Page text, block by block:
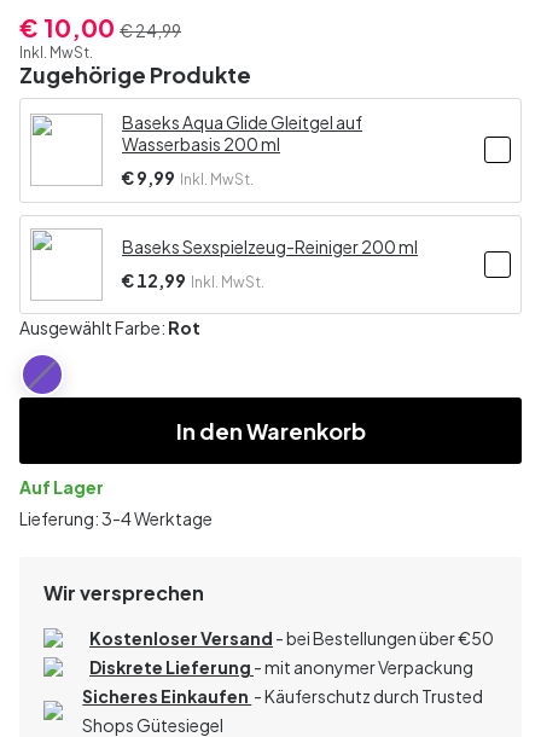
€ 10,00 € 24,99
Inkl. MwSt.
Zugehörige Produkte
Baseks Aqua Glide Gleitgel auf
Wasserbasis 200 ml
€ 9,99 Inkl. MwSt.
Baseks Sexspielzeug-Reiniger 200 ml
€ 12,99 Inkl. MwSt.
Ausgewählt Farbe: Rot
In den Warenkorb
Auf Lager
Lieferung: 3-4 Werktage
Wir versprechen
Kostenloser Versand - bei Bestellungen über€50
Diskrete Lieferung - mit anonymer Verpackung
Sicheres Einkaufen - Käuferschutz durch Trusted
Shops Gütesiegel